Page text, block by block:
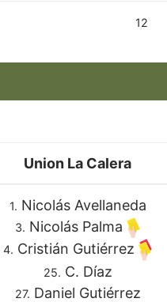
12
Union La Calera
1. Nicolás Avellaneda
3. Nicolás Palma
4. Cristián Gutiérrez
25. C. Díaz
27. Daniel Gutiérrez